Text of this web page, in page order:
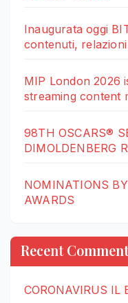
Inaugurata oggi
contenuti,
MIP London 2026
streaming content
98TH OSCARS®
DIMOLDENBERG
NOMINATIONS
AWARDS
Recent
CORONAVIRUS IL